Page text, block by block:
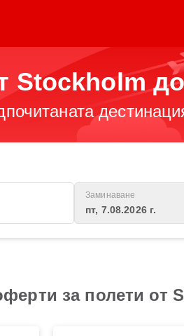
Stockholm
Заминаване
пт, 7.08.2026 г.
за полети от